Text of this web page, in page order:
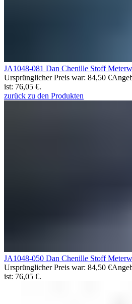
JA1048-081 Dan Chenille Stoff
Ursprünglicher Preis war: 84,50 €
ist: 76,05 €.
zurück zu den Produkten
JA1048-050 Dan Chenille Stoff
Ursprünglicher Preis war: 84,50 €
ist: 76,05 €.